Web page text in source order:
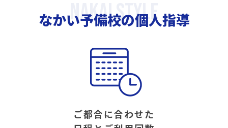
なかい予備校の個人指導
ご都合に合わせた